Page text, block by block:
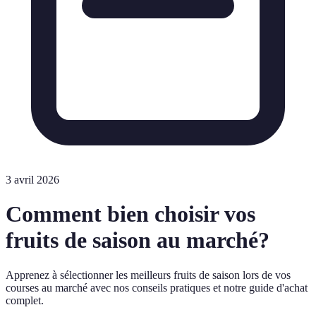
3 avril 2026
Comment bien choisir vos
fruits de saison au marché?
Apprenez à sélectionner les meilleurs fruits de saison lors de vos
courses au marché avec nos conseils pratiques et notre guide d'achat
complet.